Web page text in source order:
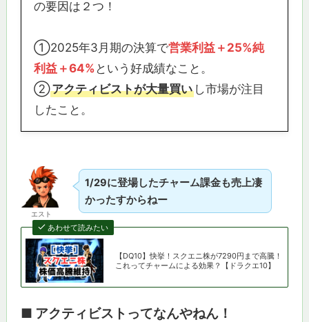
の要因は２つ！
①2025年3月期の決算で営業利益＋25%純
利益＋64% という好成績なこと。
②アクティビストが大量買いし市場が注目
したこと。
エスト
1/29に登場したチャーム課金も売上凄
かったすからねー
あわせて読みたい
【DQ10】快挙！スクエニ株が7290円まで高騰！
これってチャームによる効果？【ドラクエ10】
■ アクティビストってなんやねん！